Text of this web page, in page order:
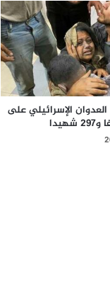
الإسرائيلي على